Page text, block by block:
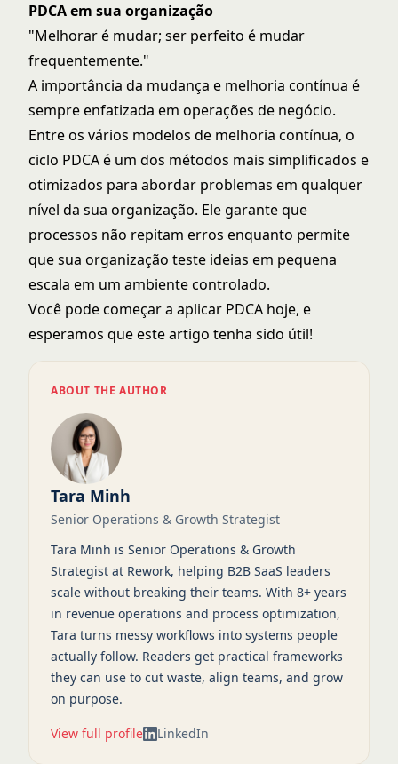
PDCA em sua organização
"Melhorar é mudar; ser perfeito é mudar
frequentemente."
A importância da mudança e melhoria contínua é
sempre enfatizada em operações de negócio.
Entre os vários modelos de melhoria contínua, o
ciclo PDCA é um dos métodos mais simplificados e
otimizados para abordar problemas em qualquer
nível da sua organização. Ele garante que
processos não repitam erros enquanto permite
que sua organização teste ideias em pequena
escala em um ambiente controlado.
Você pode começar a aplicar PDCA hoje, e
esperamos que este artigo tenha sido útil!
ABOUT THE AUTHOR
Tara Minh
Senior Operations & Growth Strategist
Tara Minh is Senior Operations & Growth
Strategist at Rework, helping B2B SaaS leaders
scale without breaking their teams. With 8+ years
in revenue operations and process optimization,
Tara turns messy workflows into systems people
actually follow. Readers get practical frameworks
they can use to cut waste, align teams, and grow
on purpose.
View full profile LinkedIn